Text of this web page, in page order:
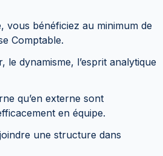
vous bénéficiez au minimum de
Comptable.
dynamisme, l’esprit analytique
qu’en externe sont
en équipe.
une structure dans